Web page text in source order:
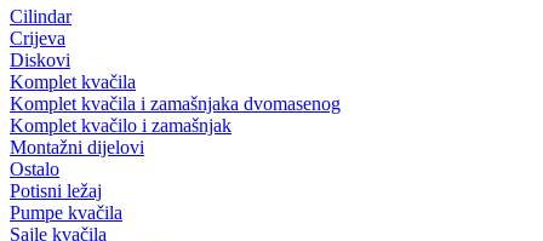
Cilindar
Crijeva
Diskovi
Komplet kvačila
Komplet kvačila i zamašnjaka dvomasenog
Komplet kvačilo i zamašnjak
Montažni dijelovi
Ostalo
Potisni ležaj
Pumpe kvačila
Sajle kvačila